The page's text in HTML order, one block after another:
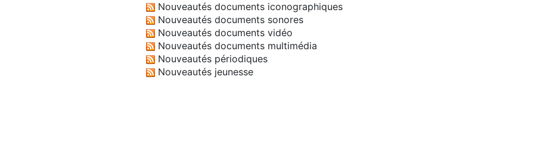
Nouveautés documents iconographiques
Nouveautés documents sonores
Nouveautés documents vidéo
Nouveautés documents multimédia
Nouveautés périodiques
Nouveautés jeunesse